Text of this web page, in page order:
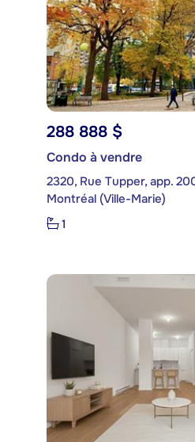
288 888 $
Condo à vendre
2320, Rue Tupper, app.
Montréal (Ville-Marie)
1